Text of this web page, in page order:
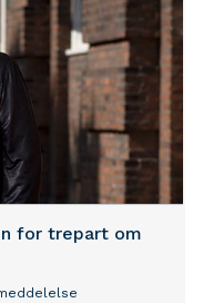
for trepart om